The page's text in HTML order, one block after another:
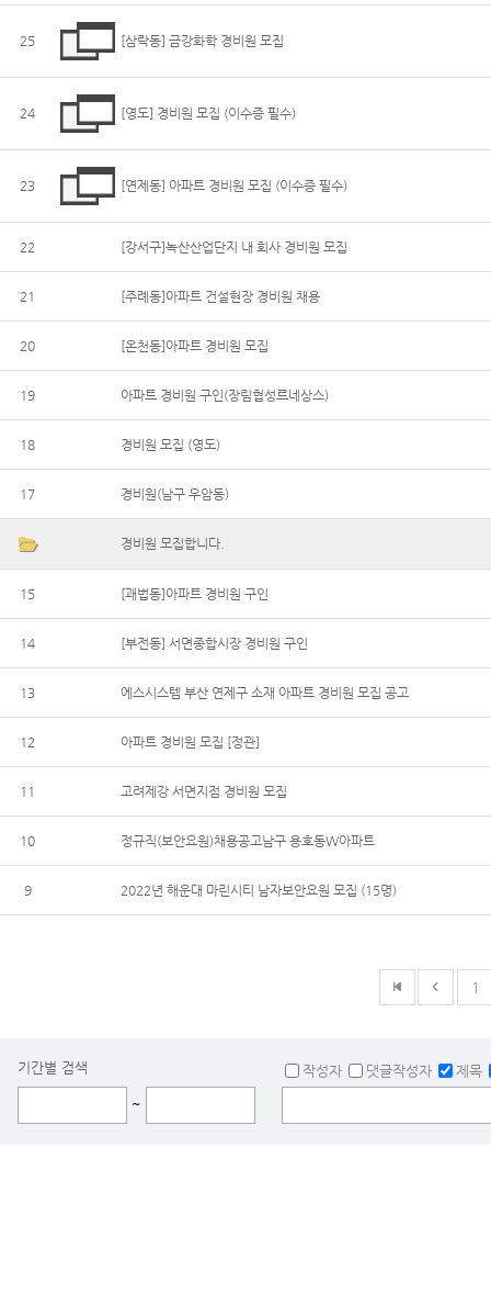
25 [삼락동] 금강화학 경비원 모집
24 [영도] 경비원 모집 (이수증 필수)
23 [연제동] 아파트 경비원 모집 (이수증 필수)
22 [강서구]녹산산업단지 내 회사 경비원 모집
21 [주례동]아파트 건설현장 경비원 채용
20 [온천동]아파트 경비원 모집
19 아파트 경비원 구인(장림협성르네상스)
18 경비원 모집 (영도)
17 경비원(남구 우암동)
경비원 모집합니다.
15 [괘법동]아파트 경비원 구인
14 [부전동] 서면종합시장 경비원 구인
13 에스시스템 부산 연제구 소재 아파트 경비원 모집 공고
12 아파트 경비원 모집 [정관]
11 고려제강 서면지점 경비원 모집
10 정규직(보안요원)채용공고남구 용호동W아파트
9 2022년 해운대 마린시티 남자보안요원 모집 (15명)
1
기간별 검색
~
작성자 댓글작성자 제목